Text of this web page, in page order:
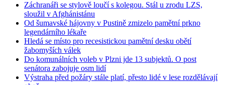
Záchranáři se stylově loučí s kolegou. Stál u zrodu LZS,
sloužil v Afghánistánu
Od šumavské hájovny v Pustině zmizelo pamětní prkno
legendárního lékaře
Hledá se místo pro recesistickou pamětní desku obětí
žabomyších válek
Do komunálních voleb v Plzni jde 13 subjektů. O post
senátora zabojuje osm lidí
Výstraha před požáry stále platí, přesto lidé v lese rozdělávají